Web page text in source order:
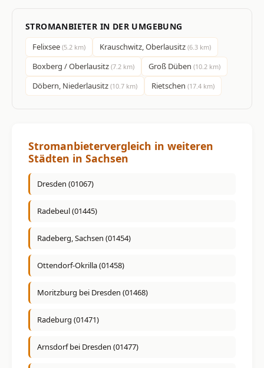
STROMANBIETER IN DER UMGEBUNG
Felixsee (5.2 km) Krauschwitz, Oberlausitz (6.3 km)
Boxberg / Oberlausitz (7.2 km) Groß Düben (10.2 km)
Döbern, Niederlausitz (10.7 km) Rietschen (17.4 km)
Stromanbietervergleich in weiteren
Städten in Sachsen
Dresden (01067)
Radebeul (01445)
Radeberg, Sachsen (01454)
Ottendorf-Okrilla (01458)
Moritzburg bei Dresden (01468)
Radeburg (01471)
Arnsdorf bei Dresden (01477)